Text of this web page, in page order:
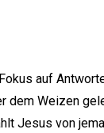
auf
dem Weizen
Jesus von